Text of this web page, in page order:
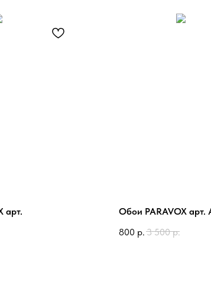
арт.
Обои PARAVOX арт.
800 р. 3 500 р.